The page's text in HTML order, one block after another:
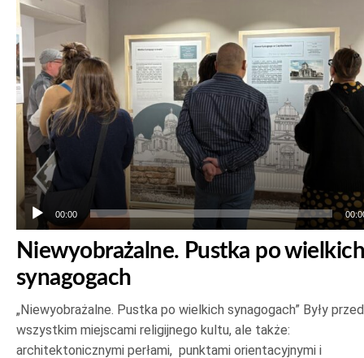
dźwiękowych
00:00
Niewyobrażalne. Pustka po wielkich
synagogach
„Niewyobrażalne. Pustka po wielkich synagogach” Były
wszystkim miejscami religijnego kultu, ale także:
architektonicznymi perłami, punktami orientacyjnymi i